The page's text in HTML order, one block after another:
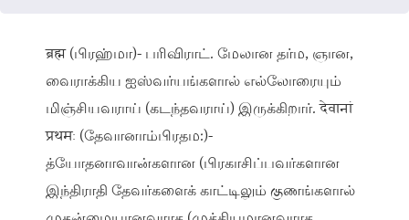
ब्रह्म (பிரஹ்மா)- பரிவிராட். மேலான தர்ம, ஞான,
வைராக்கிய ஐஸ்வர்யங்களால் எல்லோரையும்
மிஞ்சியவராய் (கடந்தவராய்) இருக்கிறார். देवानां
प्रथमः (தேவானாம்பிரதம:)-
த்யோதனாவான்களான (பிரகாசிப்பவர்களான
இந்திராதி தேவர்களைக் காட்டிலும் குணங்களால்